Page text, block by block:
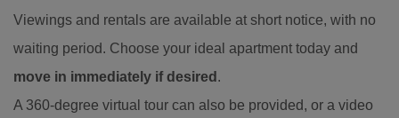
Viewings and rentals are available at short notice, with no
waiting period. Choose your ideal apartment today and
move in immediately if desired .
A 360-degree virtual tour can also be provided, or a video